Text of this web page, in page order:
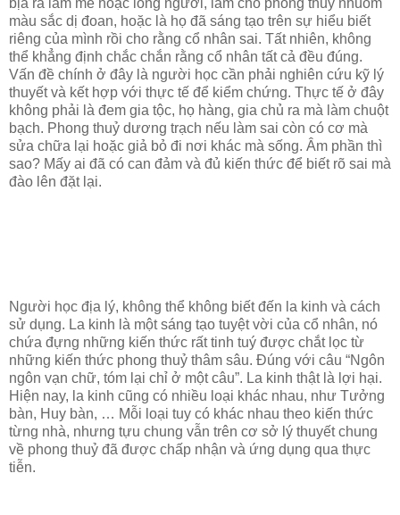
màu sắc dị đoan, hoặc là họ đã sáng tạo trên sự hiểu biết
riêng của mình rồi cho rằng cổ nhân sai. Tất nhiên, không
thể khẳng định chắc chắn rằng cổ nhân tất cả đều đúng.
Vấn đề chính ở đây là người học cần phải nghiên cứu kỹ lý
thuyết và kết hợp với thực tế để kiểm chứng. Thực tế ở đây
không phải là đem gia tộc, họ hàng, gia chủ ra mà làm chuột
bạch. Phong thuỷ dương trạch nếu làm sai còn có cơ mà
sửa chữa lại hoặc giả bỏ đi nơi khác mà sống. Âm phần thì
sao? Mấy ai đã có can đảm và đủ kiến thức để biết rõ sai mà
đào lên đặt lại.
Người học địa lý, không thể không biết đến la kinh và cách
sử dụng. La kinh là một sáng tạo tuyệt vời của cổ nhân, nó
chứa đựng những kiến thức rất tinh tuý được chắt lọc từ
những kiến thức phong thuỷ thâm sâu. Đúng với câu “Ngôn
ngôn vạn chữ, tóm lại chỉ ở một câu”. La kinh thật là lợi hại.
Hiện nay, la kinh cũng có nhiều loại khác nhau, như Tưởng
bàn, Huy bàn, … Mỗi loại tuy có khác nhau theo kiến thức
từng nhà, nhưng tựu chung vẫn trên cơ sở lý thuyết chung
về phong thuỷ đã được chấp nhận và ứng dụng qua thực
tiễn.